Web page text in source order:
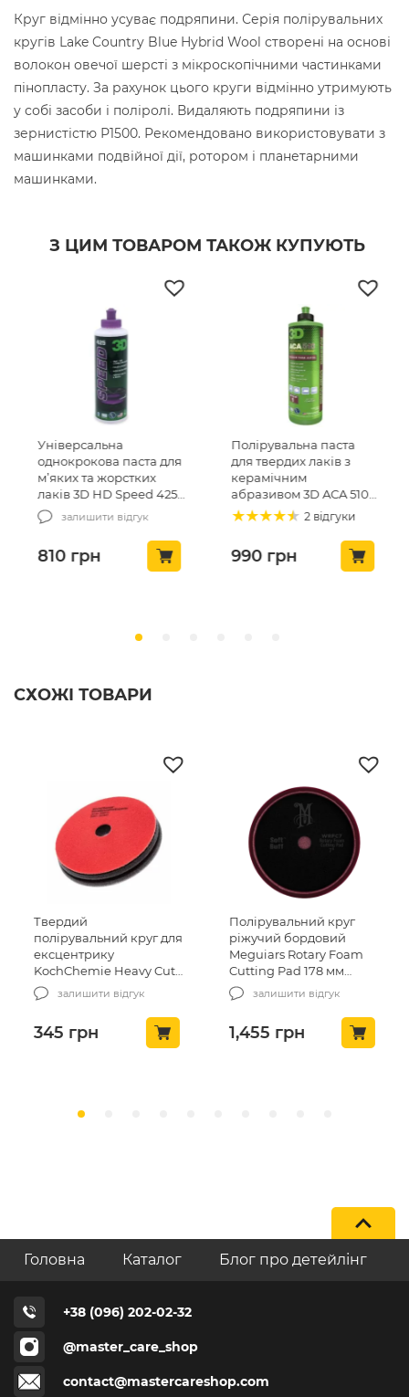
Круг відмінно усуває подряпини. Серія полірувальних
кругів Lake Country Blue Hybrid Wool створені на основі
волокон овечої шерсті з мікроскопічними частинками
пінопласту. За рахунок цього круги відмінно утримують
у собі засоби і поліролі. Видаляють подряпини із
зернистістю Р1500. Рекомендовано використовувати з
машинками подвійної дії, ротором і планетарними
машинками.
З ЦИМ ТОВАРОМ ТАКОЖ КУПУЮТЬ
Універсальна
однокрокова паста для
м’яких та жорстких
лаків 3D HD Speed 425
All-In-One 240 мл
(425OZ08)
залишити відгук
810грн
Полірувальна паста
для твердих лаків з
керамічним
абразивом 3D ACA 510
Rubbing Comound
240мл (510OZ16)
2 відгуки
990грн
СХОЖІ ТОВАРИ
Твердий
полірувальний круг для
ексцентрику
KochChemie Heavy Cut
Pad 45 x 23 mm (999611)
залишити відгук
345грн
Полірувальний круг
ріжучий бордовий
Meguiars Rotary Foam
Cutting Pad 178 мм
(WRFC7)залишити відгук
1,455грн
Головна Каталог Блог про детейлінг
+38 (096) 202-02-32
@master_care_shop
contact@mastercareshop.com